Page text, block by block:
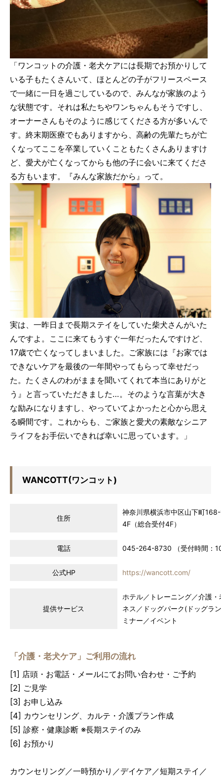
「ワンコットの介護・老犬ケアには長期でお預かりして
いる子もたくさんいて、ほとんどの子がフリースペース
で一緒に一日を過ごしているので、みんなが家族のよう
な状態です。それは私たちやワンちゃんもそうですし、
オーナーさんもそのように感じてくださる方が多いんで
す。終末期医療でもありますから、高齢の先輩たちが亡
くなってここを卒業していくこともたくさんありますけ
ど、愛犬が亡くなってからも他の子に会いに来てくださ
る方もいます。『みんな家族だから』って。
実は、一昨日まで長期ステイをしていた柴犬さんがいた
んですよ。ここに来てもうすぐ一年だったんですけど、
17歳で亡くなってしまいました。ご家族には『お家では
できないケアを最後の一年間やってもらって幸せだっ
た。たくさんのわがままを聞いてくれて本当にありがと
う』と言っていただきました…。そのような言葉が大き
な励みになりますし、やっていてよかったと心から思え
る瞬間です。これからも、ご家族と愛犬の素敵なシニア
ライフをお手伝いできれば幸いに思っています。」
WANCOTT(ワンコット)
住所
神奈川県横浜市中区山下町
4F（総合受付4F）
電話 045-264-8730 （受付時間：
公式HP https://wancott.com/
提供サービス
ホテル／トレーニング／介護
ネス／ドッグパーク(ドッグラ
ミナー／イベント
「介護・老犬ケア」ご利用の流れ
[1] 店頭・お電話・メールにてお問い合わせ・ご予約
[2] ご見学
[3] お申し込み
[4] カウンセリング、カルテ・介護プラン作成
[5] 診察・健康診断 ※長期ステイのみ
[6] お預かり
カウンセリング／一時預かり／デイケア／短期ステイ／